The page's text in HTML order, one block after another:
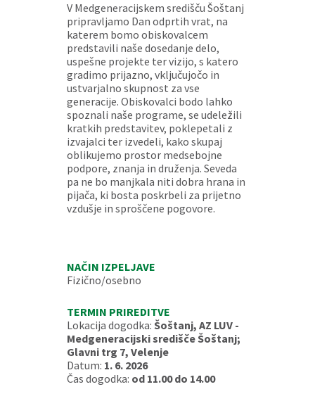
V Medgeneracijskem središču Šoštanj
pripravljamo Dan odprtih vrat, na
katerem bomo obiskovalcem
predstavili naše dosedanje delo,
uspešne projekte ter vizijo, s katero
gradimo prijazno, vključujočo in
ustvarjalno skupnost za vse
generacije. Obiskovalci bodo lahko
spoznali naše programe, se udeležili
kratkih predstavitev, poklepetali z
izvajalci ter izvedeli, kako skupaj
oblikujemo prostor medsebojne
podpore, znanja in druženja. Seveda
pa ne bo manjkala niti dobra hrana in
pijača, ki bosta poskrbeli za prijetno
vzdušje in sproščene pogovore.
NAČIN IZPELJAVE
Fizično/osebno
TERMIN PRIREDITVE
Lokacija dogodka: Šoštanj, AZ LUV -
Medgeneracijski središče Šoštanj;
Glavni trg 7, Velenje
Datum: 1. 6. 2026
Čas dogodka: od 11.00 do 14.00